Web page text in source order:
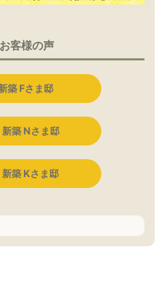
客様の声
築 Fさま邸
築 Nさま邸
築 Kさま邸